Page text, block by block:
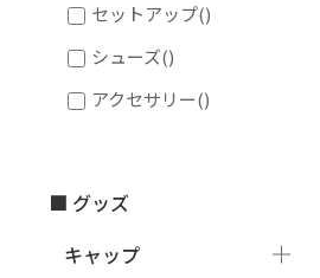
セットアップ()
シューズ()
アクセサリー()
■ グッズ
キャップ